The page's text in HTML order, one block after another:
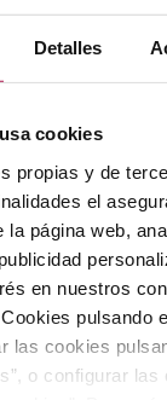
Detalles
cookies
propias y de
el
la página web,
en nuestros
pulsando
las cookies
o configurar
AÑADIR